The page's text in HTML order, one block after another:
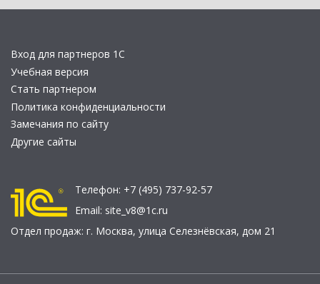
Вход для партнеров 1С
Учебная версия
Стать партнером
Политика конфиденциальности
Замечания по сайту
Другие сайты
Телефон: +7 (495) 737-92-57
Email: site_v8@1c.ru
Отдел продаж: г. Москва, улица Селезнёвская, дом 21